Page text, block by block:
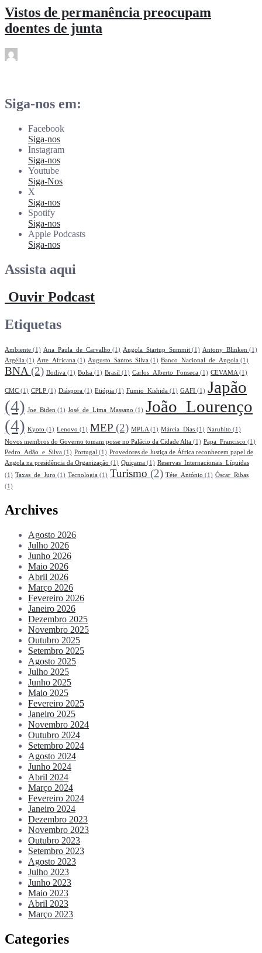
Vistos de permanência preocupam
doentes de junta
Siga-nos em:
Facebook
Siga-nos
Instagram
Siga-nos
Youtube
Siga-Nos
X
Siga-nos
Spotify
Siga-nos
Apple Podcasts
Siga-nos
Assista aqui
Ouvir Podcast
Etiquetas
Ambiente (1) Ana_Paula_de_Carvalho (1) Angola_Startup_Summit (1) Antony_Blinken (1)
Argélia (1) Arte_Africana (1) Augusto_Santos_Silva (1) Banco_Nacional_de_Angola (1)
BNA(2) Bodiva (1) Bolsa (1) Brasil (1) Carlos_Alberto_Fonseca (1) CEVAMA(1)
CMC (1) CPLP (1) Diáspora (1) Etiópia (1) Fumio_Kishida (1) GAFI (1) Japão
(4) Joe_Biden (1) José_de_Lima_Massano (1) João_Lourenço
(4) Kyoto (1) Lenovo (1) MEP (2) MPLA(1) Márcia_Dias (1) Naruhito (1)
Novos membros do Governo tomam posse no Palácio da Cidade Alta (1) Papa_Francisco (1)
Pedro_Adão_e_Silva (1) Portugal (1) Provedores de Justiça de África reconhecem papel de
Angola na presidência da Organização (1) Quiçama (1) Reservas_Internacionais_Líquidas
(1) Taxas_de_Juro (1) Tecnologia (1) Turismo (2) Téte_António (1) Óscar_Ribas
(1)
Archives
Agosto 2026
Julho 2026
Junho 2026
Maio 2026
Abril 2026
Março 2026
Fevereiro 2026
Janeiro 2026
Dezembro 2025
Novembro 2025
Outubro 2025
Setembro 2025
Agosto 2025
Julho 2025
Junho 2025
Maio 2025
Fevereiro 2025
Janeiro 2025
Novembro 2024
Outubro 2024
Setembro 2024
Agosto 2024
Junho 2024
Abril 2024
Março 2024
Fevereiro 2024
Janeiro 2024
Dezembro 2023
Novembro 2023
Outubro 2023
Setembro 2023
Agosto 2023
Julho 2023
Junho 2023
Maio 2023
Abril 2023
Março 2023
Categories